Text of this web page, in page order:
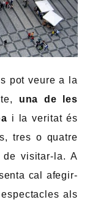
pot veure a la
una de les
i la veritat és
tres o quatre
visitar-la. A
cal afegir-
als